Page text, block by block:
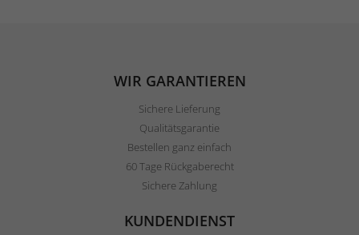
WIR GARANTIEREN
Sichere Lieferung
Qualitätsgarantie
Bestellen ganz einfach
60 Tage Rückgaberecht
Sichere Zahlung
KUNDENDIENST